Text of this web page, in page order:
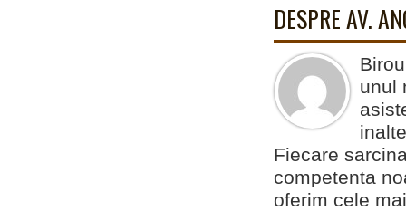
DESPRE AV.
unul
Fiecare
competenta
oferim cele